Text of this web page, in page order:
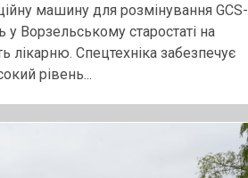
машину для розмінування GCS-
у Ворзельському старостаті на
лікарню. Спецтехніка забезпечує
рівень...